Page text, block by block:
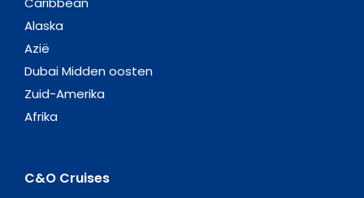
Alaska
Azië
Dubai Midden oosten
Zuid-Amerika
Afrika
C&O Cruises